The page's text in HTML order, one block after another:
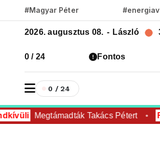
#Magyar Péter
2026. augusztus 08. - László
0 / 24 Fontos
0 / 24
Megtámadták Takács Pétert